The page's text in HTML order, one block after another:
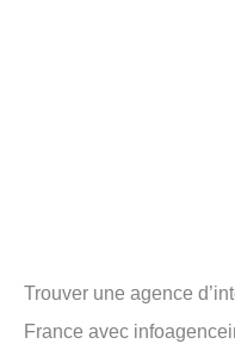
Trouver une agence
France avec